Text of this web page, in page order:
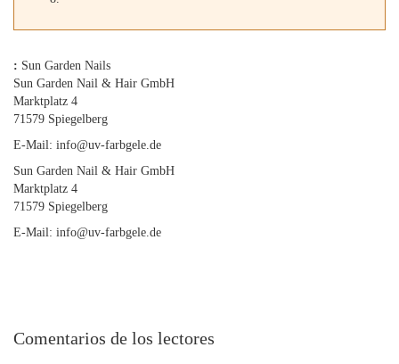
: Sun Garden Nails
Sun Garden Nail & Hair GmbH
Marktplatz 4
71579 Spiegelberg
E-Mail: info@uv-farbgele.de
Sun Garden Nail & Hair GmbH
Marktplatz 4
71579 Spiegelberg
E-Mail: info@uv-farbgele.de
Comentarios de los lectores